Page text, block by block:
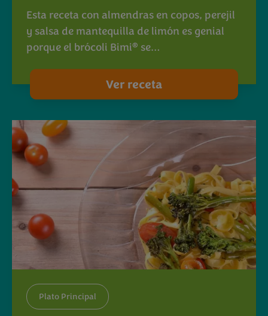
Esta receta con almendras en copos, perejil
y salsa de mantequilla de limón es genial
porque el brócoli Bimi® se…
Ver receta
Plato Principal